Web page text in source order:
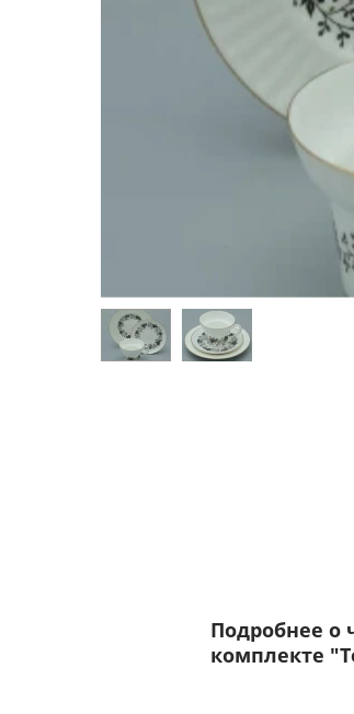
Подробнее о
комплекте